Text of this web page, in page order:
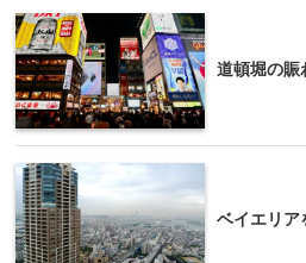
道頓堀の賑
ベイエリア